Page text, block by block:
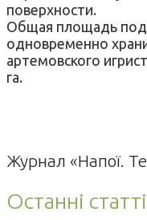
поверхности.
Общая площадь
одновременно
артемовского
га.
Журнал «Напої.
Останні статті